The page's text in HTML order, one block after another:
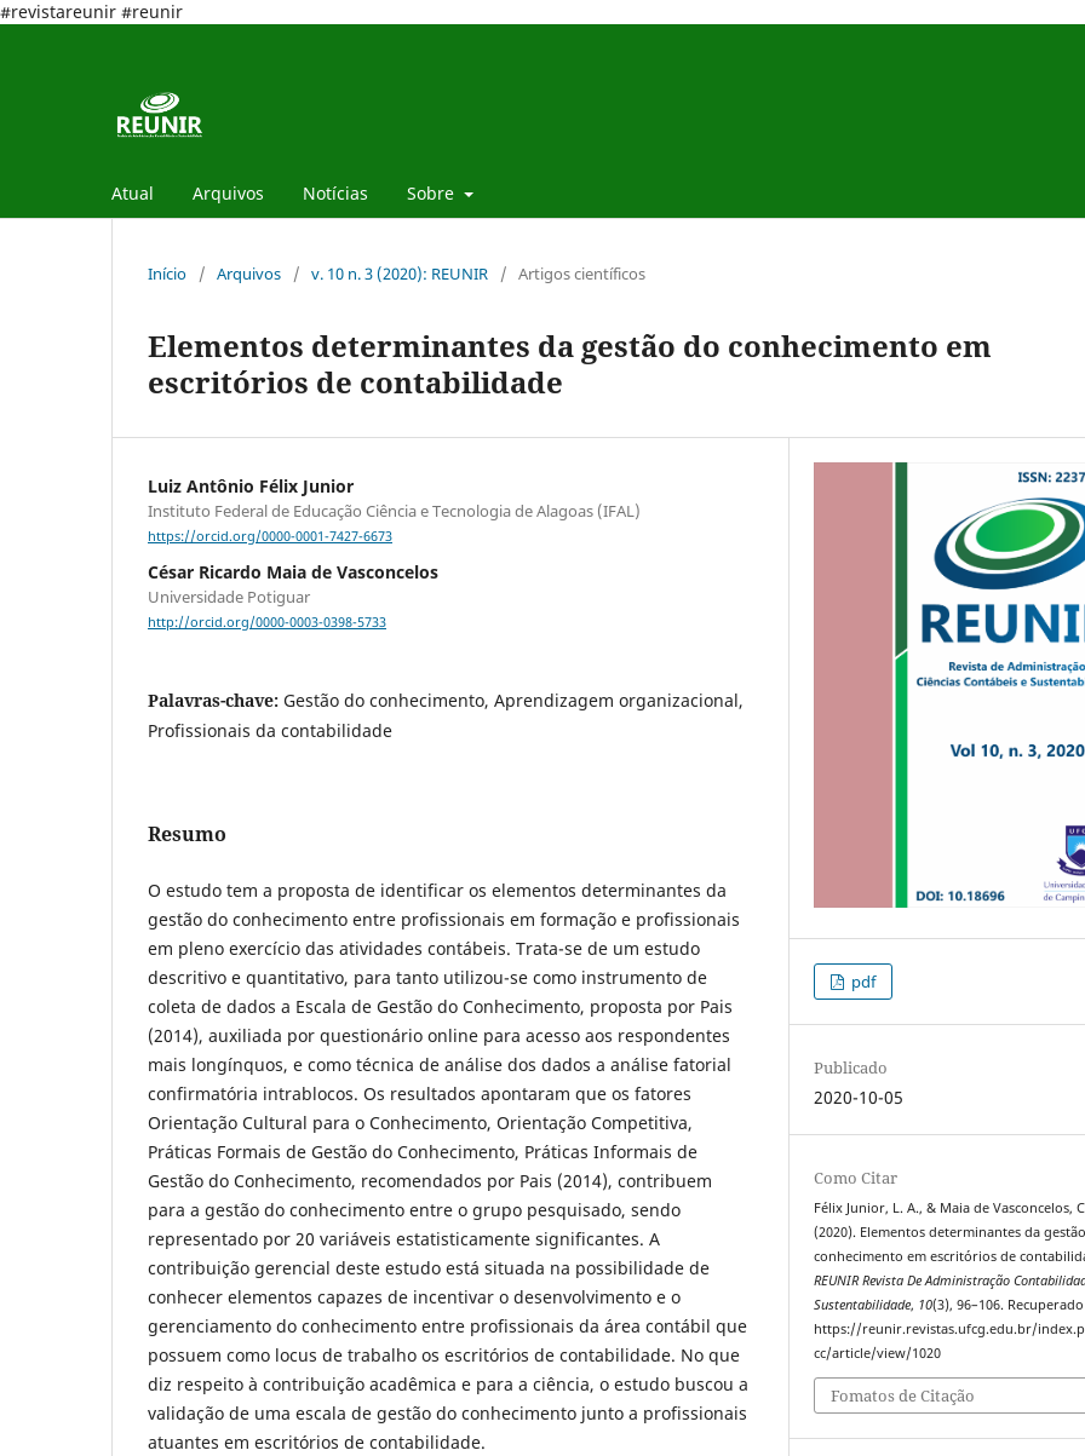
#revistareunir #reunir
Atual Arquivos Notícias Sobre
Início / Arquivos / v. 10 n. 3 (2020): REUNIR / Artigos científicos
Elementos determinantes da gestão do conhecimento em
escritórios de contabilidade
Luiz Antônio Félix Junior
Instituto Federal de Educação Ciência e Tecnologia de Alagoas (IFAL)
https://orcid.org/0000-0001-7427-6673
César Ricardo Maia de Vasconcelos
Universidade Potiguar
http://orcid.org/0000-0003-0398-5733
Palavras-chave: Gestão do conhecimento, Aprendizagem organizacional,
Profissionais da contabilidade
Resumo
O estudo tem a proposta de identificar os elementos determinantes da
gestão do conhecimento entre profissionais em formação e profissionais
em pleno exercício das atividades contábeis. Trata-se de um estudo
descritivo e quantitativo, para tanto utilizou-se como instrumento de
coleta de dados a Escala de Gestão do Conhecimento, proposta por Pais
(2014), auxiliada por questionário online para acesso aos respondentes
mais longínquos, e como técnica de análise dos dados a análise fatorial
confirmatória intrablocos. Os resultados apontaram que os fatores
Orientação Cultural para o Conhecimento, Orientação Competitiva,
Práticas Formais de Gestão do Conhecimento, Práticas Informais de
Gestão do Conhecimento, recomendados por Pais (2014), contribuem
para a gestão do conhecimento entre o grupo pesquisado, sendo
representado por 20 variáveis estatisticamente significantes. A
contribuição gerencial deste estudo está situada na possibilidade de
conhecer elementos capazes de incentivar o desenvolvimento e o
gerenciamento do conhecimento entre profissionais da área contábil que
possuem como locus de trabalho os escritórios de contabilidade. No que
diz respeito à contribuição acadêmica e para a ciência, o estudo buscou a
validação de uma escala de gestão do conhecimento junto a profissionais
atuantes em escritórios de contabilidade.
pdf
Publicado
2020-10-05
Como Citar
Félix Junior, L. A., & Maia de Vasconcelos,
(2020). Elementos determinantes da
conhecimento em escritórios de
REUNIR Revista De Administração
Sustentabilidade, 10(3), 96–106.
https://reunir.revistas.ufcg.edu.br/
cc/article/view/1020
Fomatos de Citação